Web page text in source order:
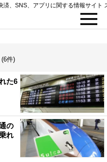
、SNS、アプリに関する情報サイト
(6件)
た6
の
れ